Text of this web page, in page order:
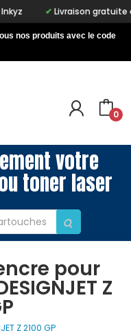
Livraison gratuite en
nos produits avec le code
0
votre
toner laser
pour
Z
Z 2100 GP